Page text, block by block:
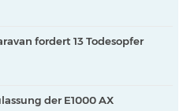
fordert 13 Todesopfer
der E1000 AX